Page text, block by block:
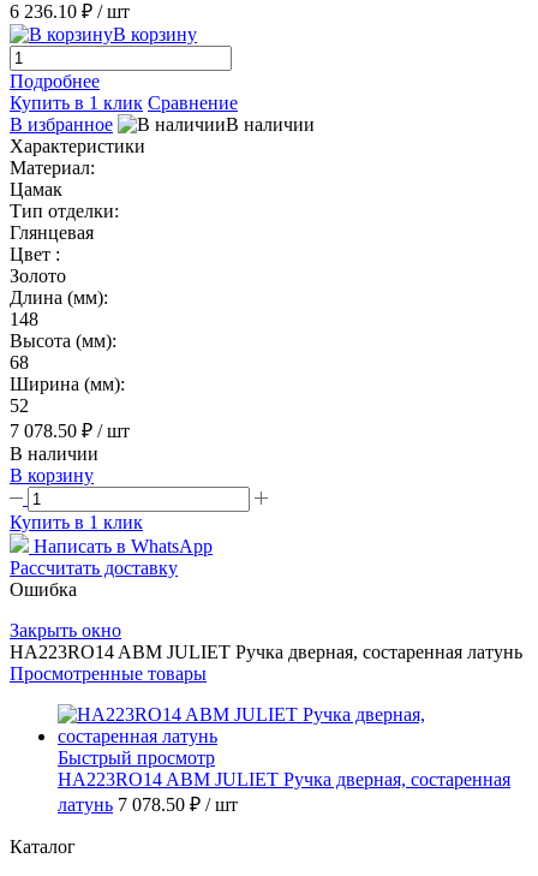
6 236.10 ₽ / шт
В корзину
Подробнее
Купить в 1 клик Сравнение
В избранное
В наличии
Характеристики
Материал:
Цамак
Тип отделки:
Глянцевая
Цвет :
Золото
Длина (мм):
148
Высота (мм):
68
Ширина (мм):
52
7 078.50 ₽ / шт
В наличии
В корзину
Купить в 1 клик
Написать в WhatsApp
Рассчитать доставку
Ошибка
Закрыть окно
HA223RO14 ABM JULIET Ручка дверная, состаренная латунь
Просмотренные товары
Быстрый просмотр
HA223RO14 ABM JULIET Ручка дверная, состаренная
латунь 7 078.50 ₽ / шт
Каталог